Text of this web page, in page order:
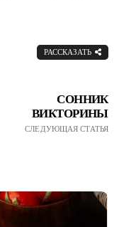
РАССКАЗАТЬ
СОННИК
ВИКТОРИНЫ
СЛЕДУЮЩАЯ СТАТЬЯ